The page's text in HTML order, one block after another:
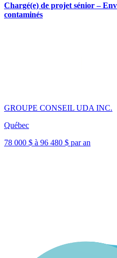
Chargé(e) de projet sénior –
contaminés
GROUPE CONSEIL UDA INC.
Québec
78 000 $ à 96 480 $ par an